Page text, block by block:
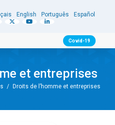
English Português Español
Covid-19
et entreprises
/ Droits de l’homme et entreprises